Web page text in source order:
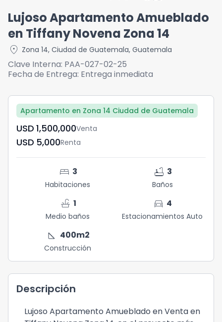
Lujoso Apartamento Amueblado
en Tiffany Novena Zona 14
location_on Zona 14, Ciudad de Guatemala, Guatemala
Clave Interna: PAA-027-02-25
Fecha de Entrega: Entrega inmediata
Apartamento en Zona 14 Ciudad de Guatemala
USD	1,500,000Venta
USD	5,000Renta
bed 3
Habitaciones
bathtub 3
Baños
faucet 1
Medio baños
directions_car 4
Estacionamientos Auto
square_foot 400m2
Construcción
Descripción
Lujoso Apartamento Amueblado en Venta en